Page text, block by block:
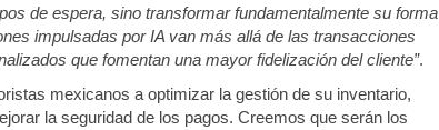
de espera, sino transformar fundamentalmente su forma
impulsadas por IA van más allá de las transacciones
que fomentan una mayor fidelización del cliente”.
mexicanos a optimizar la gestión de su inventario,
la seguridad de los pagos. Creemos que serán los